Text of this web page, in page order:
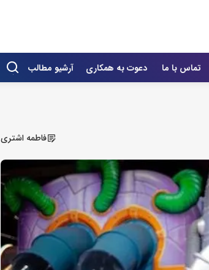
تماس با ما دعوت به همکاری آرشیو مطالب
فاطمه اشتری